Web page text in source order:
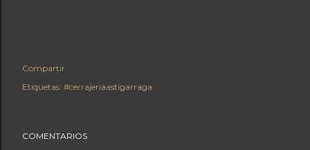
Compartir
Etiquetas: #cerrajeriaastigarraga
COMENTARIOS